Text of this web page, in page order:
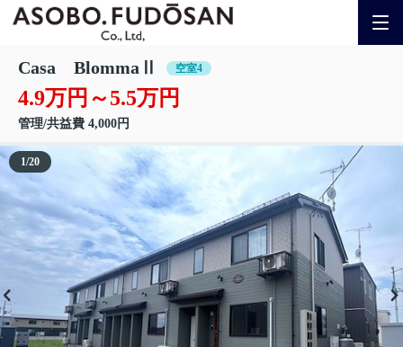
Casa BlommaⅡ 空室4
4.9万円～5.5万円
管理/共益費 4,000円
1/20